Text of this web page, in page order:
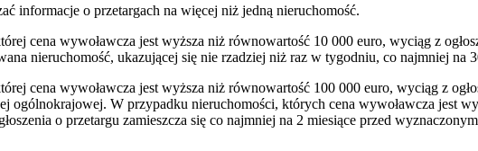
informacje o przetargach na więcej niż jedną nieruchomość.
cena wywoławcza jest wyższa niż równowartość 10 000 euro, wyciąg z
nieruchomość, ukazującej się nie rzadziej niż raz w tygodniu, co najmniej na
cena wywoławcza jest wyższa niż równowartość 100 000 euro, wyciąg z
ogólnokrajowej. W przypadku nieruchomości, których cena wywoławcza jest
o przetargu zamieszcza się co najmniej na 2 miesiące przed